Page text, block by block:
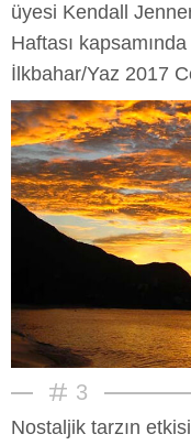
üyesi Kendall
Haftası
İlkbahar/Yaz 2017
3
Nostaljik tarzın